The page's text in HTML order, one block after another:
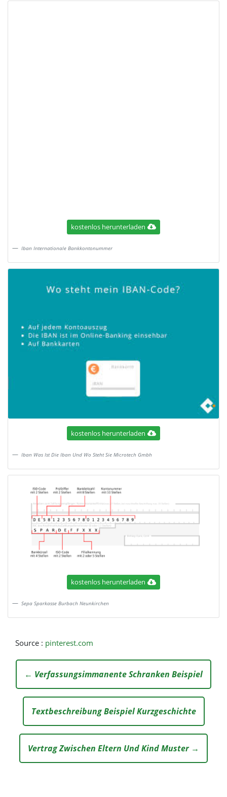
kostenlos herunterladen
Iban Internationale Bankkontonummer
kostenlos herunterladen
Iban Was Ist Die Iban Und Wo Steht Sie Microtech Gmbh
kostenlos herunterladen
Sepa Sparkasse Burbach Neunkirchen
Source : pinterest.com
← Verfassungsimmanente Schranken Beispiel
Textbeschreibung Beispiel Kurzgeschichte
Vertrag Zwischen Eltern Und Kind Muster →